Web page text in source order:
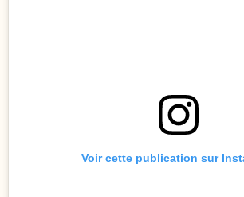
Voir cette publication sur